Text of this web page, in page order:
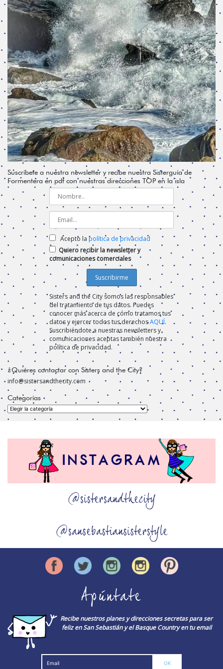
Suscríbete a nuestra newsletter y recibe nuestra Sisterguía de
Formentera en pdf con nuestras direcciones TOP en la isla
Acepto la política de privacidad
Quiero recibir la newsletter y
comunicaciones comerciales
Sisters and the City somos las responsables
del tratamiento de tus datos. Puedes
conocer más acerca de cómo tratamos tus
datos y ejercer todos tus derechosAQUÍ.
Suscribiéndote a nuestras newsletters y
comunicaciones aceptas también nuestra
política de privacidad.
¿Quiéres contactar con Sisters and the City?
info@sistersandthecity.com
Categorías
Categorías
@sistersandthecity
@sansebastiansisterstyle
Apúntate
Recibe nuestros planes y direcciones secretas para ser
feliz en San Sebastián y el Basque Country en tu email